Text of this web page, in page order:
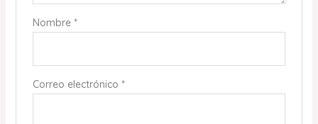
Nombre *
Correo electrónico *